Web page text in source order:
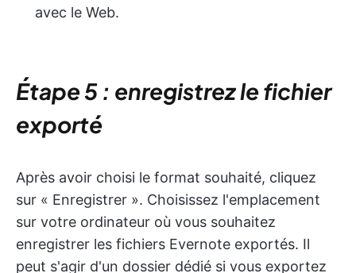
avec le Web.
Étape 5 : enregistrez le fichier
exporté
Après avoir choisi le format souhaité, cliquez
sur « Enregistrer ». Choisissez l'emplacement
sur votre ordinateur où vous souhaitez
enregistrer les fichiers Evernote exportés. Il
peut s'agir d'un dossier dédié si vous exportez